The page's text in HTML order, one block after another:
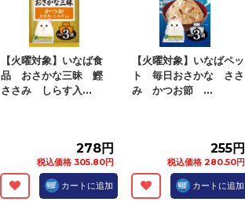
【火曜対象】いなば食
品 おさかな三昧 鰹
ささみ しらす入...
278円
税込価格 305.80円
カートに追加
【火曜対象】いなばペッ
ト 毎日おさかな ささ
み かつお節 ...
255円
税込価格 280.50円
カートに追加